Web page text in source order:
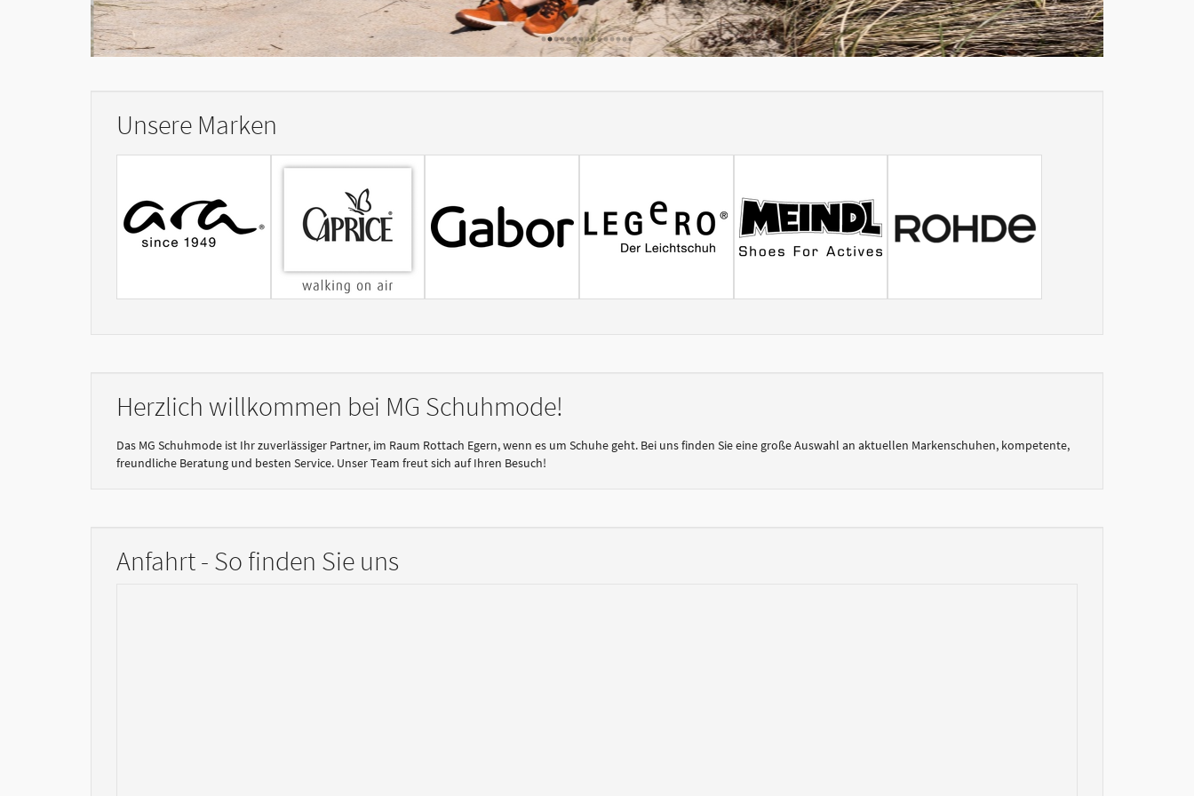
Unsere Marken
Herzlich willkommen bei MG Schuhmode!
Das MG Schuhmode ist Ihr zuverlässiger Partner, im Raum Rottach Egern, wenn es um Schuhe geht. Bei uns finden Sie eine große Auswahl an aktuellen Markenschuhen, kompetente,
freundliche Beratung und besten Service. Unser Team freut sich auf Ihren Besuch!
Anfahrt - So finden Sie uns